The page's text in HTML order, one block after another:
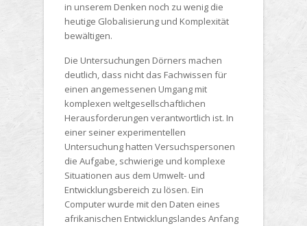
in unserem Denken noch zu wenig die
heutige Globalisierung und Komplexität
bewältigen.
Die Untersuchungen Dörners machen
deutlich, dass nicht das Fachwissen für
einen angemessenen Umgang mit
komplexen weltgesellschaftlichen
Herausforderungen verantwortlich ist. In
einer seiner experimentellen
Untersuchung hatten Versuchspersonen
die Aufgabe, schwierige und komplexe
Situationen aus dem Umwelt- und
Entwicklungsbereich zu lösen. Ein
Computer wurde mit den Daten eines
afrikanischen Entwicklungslandes Anfang